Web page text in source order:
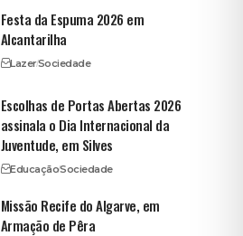
Festa da Espuma 2026 em
Alcantarilha
LazerSociedade
Escolhas de Portas Abertas 2026
assinala o Dia Internacional da
Juventude, em Silves
EducaçãoSociedade
Missão Recife do Algarve, em
Armação de Pêra